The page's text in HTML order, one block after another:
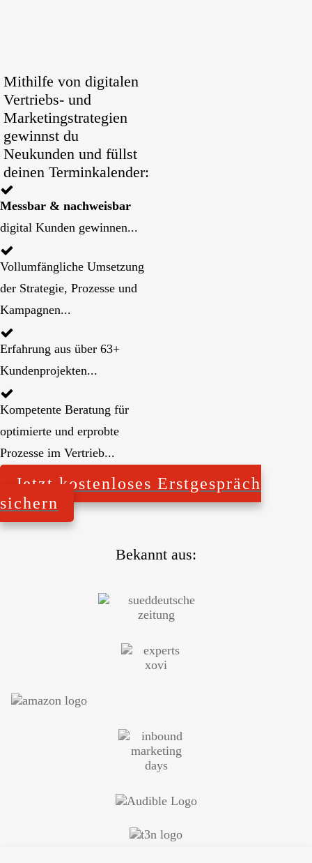
Mithilfe von digitalen
Vertriebs- und
Marketingstrategien
gewinnst du
Neukunden und füllst
deinen Terminkalender:
Messbar & nachweisbar
digital Kunden gewinnen...
Vollumfängliche Umsetzung
der Strategie, Prozesse und
Kampagnen...
Erfahrung aus über 63+
Kundenprojekten...
Kompetente Beratung für
optimierte und erprobte
Prozesse im Vertrieb...
Jetzt kostenloses Erstgespräch
sichern
Bekannt aus: